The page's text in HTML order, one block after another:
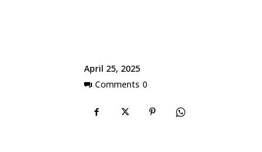
April 25, 2025
Comments 0